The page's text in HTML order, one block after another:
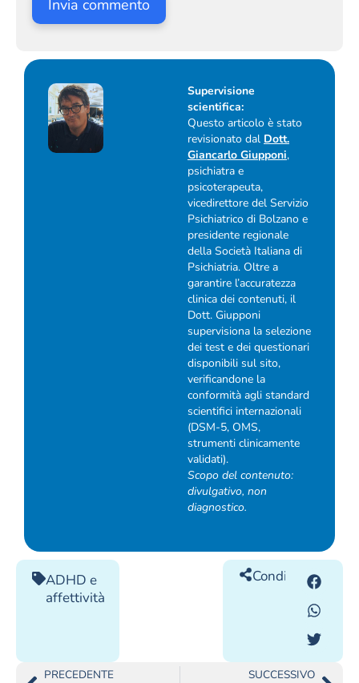
Supervisione
scientifica:
Questo articolo è stato
revisionato dal Dott.
Giancarlo Giupponi,
psichiatra e
psicoterapeuta,
vicedirettore del Servizio
Psichiatrico di Bolzano e
presidente regionale
della Società Italiana di
Psichiatria. Oltre a
garantire l’accuratezza
clinica dei contenuti, il
Dott. Giupponi
supervisiona la selezione
dei test e dei questionari
disponibili sul sito,
verificandone la
conformità agli standard
scientifici internazionali
(DSM-5, OMS,
strumenti clinicamente
validati).
Scopo del contenuto:
divulgativo, non
diagnostico.
ADHD e
affettività
Condividilo
PRECEDENTE SUCCESSIVO